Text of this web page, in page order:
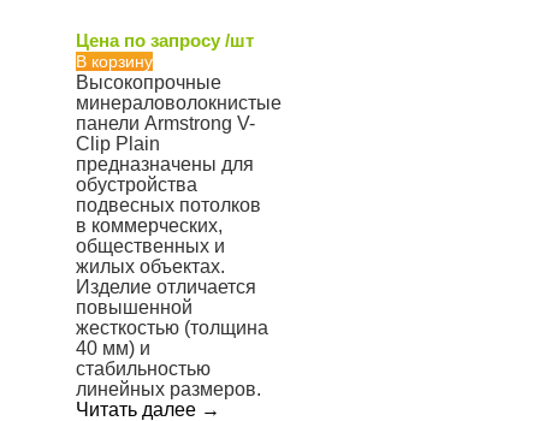
Цена по запросу /шт
В корзину
Высокопрочные
минераловолокнистые
панели Armstrong V-
Clip Plain
предназначены для
обустройства
подвесных потолков
в коммерческих,
общественных и
жилых объектах.
Изделие отличается
повышенной
жесткостью (толщина
40 мм) и
стабильностью
линейных размеров.
Читать далее →